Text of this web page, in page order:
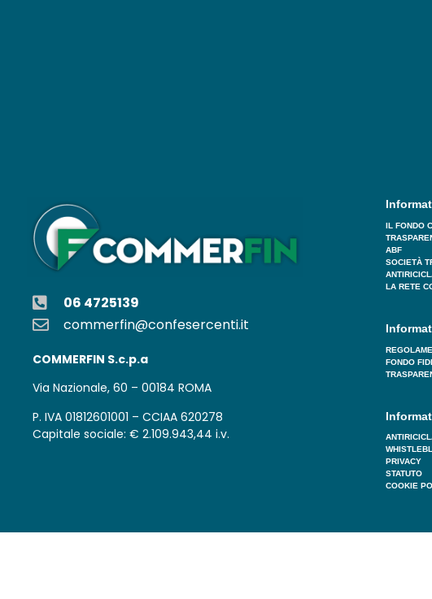
06 4725139
commerfin@confesercenti.it
COMMERFIN S.c.p.a
Via Nazionale, 60 – 00184 ROMA
P. IVA 01812601001 – CCIAA 620278
Capitale sociale: € 2.109.943,44 i.v.
IL FONDO
ABF
SOCIETÀ
LA RETE
FONDO
PRIVACY
STATUTO
COOKIE